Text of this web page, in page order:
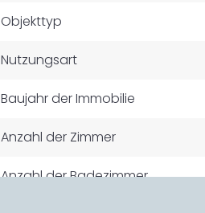
Objekttyp
Nutzungsart
Baujahr der Immobilie
Anzahl der Zimmer
Anzahl der Badezimmer